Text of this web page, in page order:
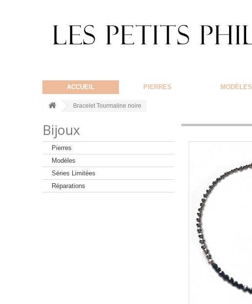
ACCUEIL PIERRES MODÈLES
Bracelet Tourmaline noire
Bijoux
Pierres
Modèles
Séries Limitées
Réparations